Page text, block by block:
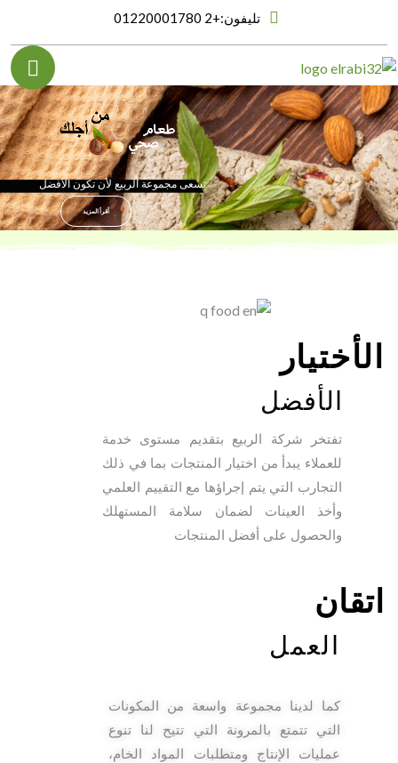
تليفون:+2 01220001780
أقرأ المزيد
تسعى مجموعة الربيع لأن تكون الأفضل
الأختيار
الأفضل
تفتخر شركة الربيع بتقديم مستوى خدمة
للعملاء يبدأ من اختيار المنتجات بما في ذلك
التجارب التي يتم إجراؤها مع التقييم العلمي
وأخذ العينات لضمان سلامة المستهلك
والحصول على أفضل المنتجات
اتقان
العمل
كما لدينا مجموعة واسعة من المكونات
التي تتمتع بالمرونة التي تتيح لنا تنوع
عمليات الإنتاج ومتطلبات المواد الخام،